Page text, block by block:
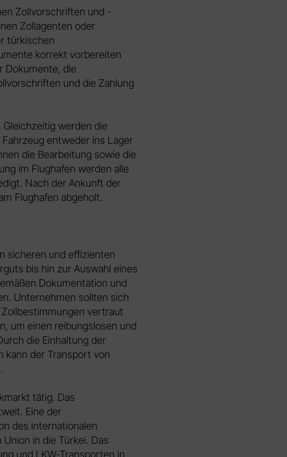
Zollvorschriften und -
Zollagenten oder
türkischen
korrekt vorbereiten
Dokumente, die
und die Zahlung
werden die
entweder ins Lager
die Bearbeitung sowie die
im Flughafen werden alle
Nach der Ankunft der
Flughafen abgeholt.
sicheren und effizienten
bis hin zur Auswahl eines
Dokumentation und
Unternehmen sollten sich
vertraut
um einen reibungslosen und
die Einhaltung der
kann der Transport von
tätig. Das
Eine der
des internationalen
in die Türkei. Das
und LKW-Transporten in